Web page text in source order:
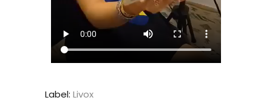
Label: Livox